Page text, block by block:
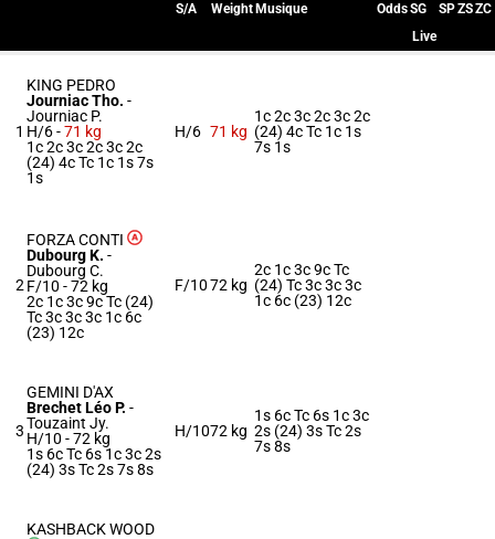
S/A Weight Musique OddsSG SPZSZC
Live
1
KING PEDRO
Journiac Tho. -
Journiac P.
H/6 -71 kg
1c 2c 3c 2c 3c 2c
(24) 4c Tc 1c 1s 7s
1s
H/6 71 kg
1c 2c 3c 2c 3c 2c
(24) 4c Tc 1c 1s
7s 1s
2
FORZA CONTI
Dubourg K. -
Dubourg C.
F/10 -72 kg
2c 1c 3c 9c Tc (24)
Tc 3c 3c 3c 1c 6c
(23) 12c
F/1072 kg
2c 1c 3c 9c Tc
(24) Tc 3c 3c 3c
1c 6c (23) 12c
3
GEMINI D'AX
Brechet Léo P. -
Touzaint Jy.
H/10 -72 kg
1s 6c Tc 6s 1c 3c 2s
(24) 3s Tc 2s 7s 8s
H/1072 kg
1s 6c Tc 6s 1c 3c
2s (24) 3s Tc 2s
7s 8s
KASHBACK WOOD